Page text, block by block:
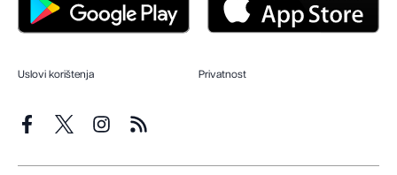
Uslovi korištenja Privatnost